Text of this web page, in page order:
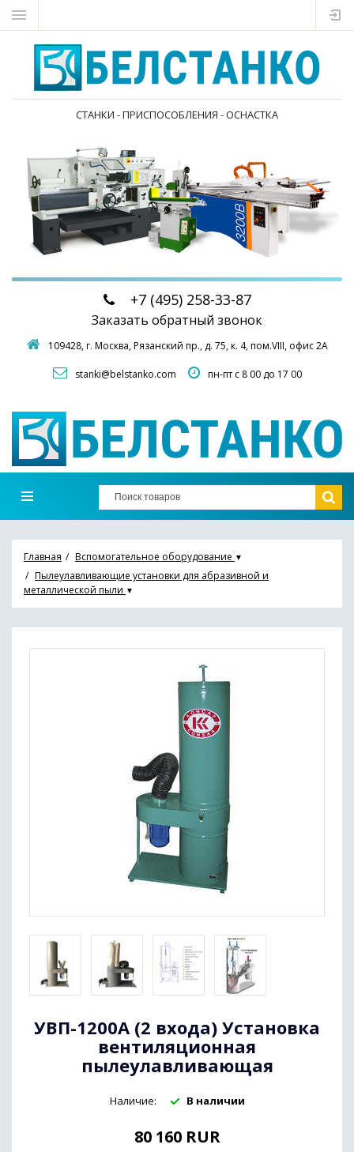
СТАНКИ - ПРИСПОСОБЛЕНИЯ - ОСНАСТКА
+7 (495)258-33-87
Заказать обратный звонок
109428, г. Москва,Рязанский пр., д. 75, к. 4, пом.VIII, офис 2А
stanki@belstanko.com пн-пт с 8 00 до 17 00
Главная Вспомогательное оборудование ▼
Пылеулавливающие установки для абразивной и
металлической пыли ▼
УВП-1200А (2 входа) Установка
вентиляционная
пылеулавливающая
Наличие: В наличии
80 160 RUR